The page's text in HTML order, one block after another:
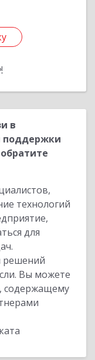
в
поддержки
технологий
для
решений
Вы можете
содержащему